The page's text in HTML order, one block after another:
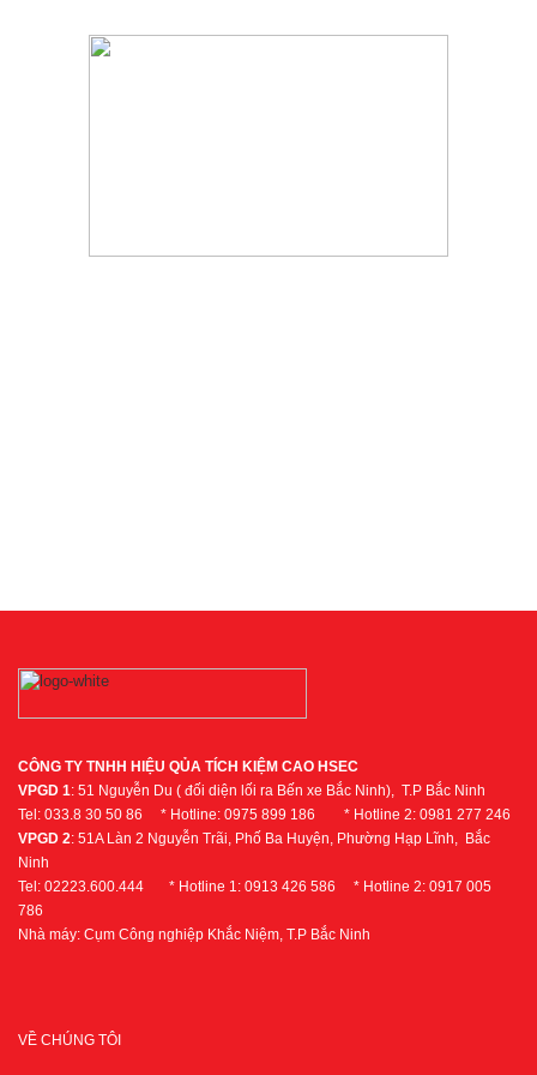
CÔNG TY TNHH HIỆU QỦA TÍCH KIỆM CAO HSEC
VPGD 1: 51 Nguyễn Du ( đối diện lối ra Bến xe Bắc Ninh), T.P Bắc Ninh
Tel: 033.8 30 50 86 * Hotline: 0975 899 186 * Hotline 2: 0981 277 246
VPGD 2: 51A Làn 2 Nguyễn Trãi, Phố Ba Huyện, Phường Hạp Lĩnh, Bắc
Ninh
Tel: 02223.600.444 * Hotline 1: 0913 426 586 * Hotline 2: 0917 005
786
Nhà máy: Cụm Công nghiệp Khắc Niệm, T.P Bắc Ninh
VỀ CHÚNG TÔI